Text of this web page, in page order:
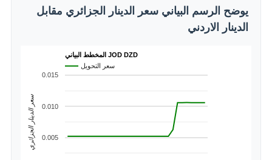
يوضح الرسم البياني سعر الدينار الجزائري مقابل
الدينار الاردني
المخطط البياني JOD DZD
سعر التحويل
0.005
0.010
0.015
سعر الدينار الجزائري